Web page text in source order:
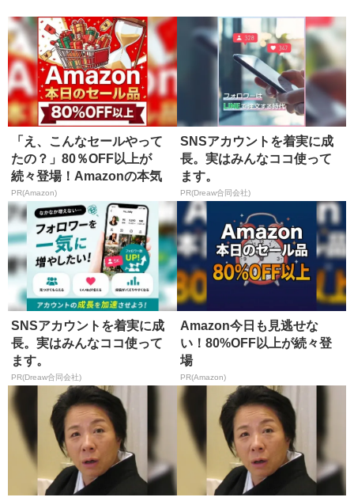
「え、こんなセールやって
たの？」80％OFF以上が
続々登場！Amazonの本気
が...
PR(Amazon)
SNSアカウントを着実に成
長。実はみんなココ使って
ます。
PR(Dreaw合同会社)
SNSアカウントを着実に成
長。実はみんなココ使って
ます。
PR(Dreaw合同会社)
Amazon今日も見逃せな
い！80%OFF以上が続々登
場
PR(Amazon)